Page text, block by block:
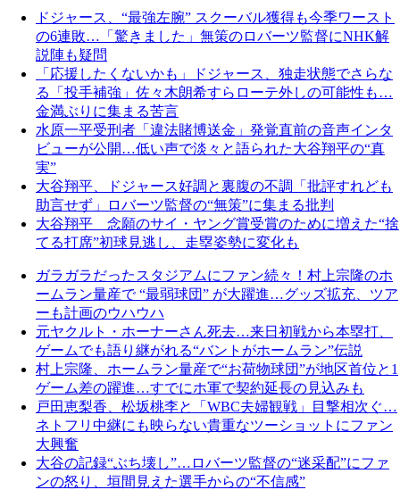
ドジャース、“最強左腕” スクーバル獲得も今季ワースト
の6連敗…「驚きました」無策のロバーツ監督にNHK解
説陣も疑問
「応援したくないかも」ドジャース、独走状態でさらな
る「投手補強」佐々木朗希すらローテ外しの可能性も…
金満ぶりに集まる苦言
水原一平受刑者「違法賭博送金」発覚直前の音声インタ
ビューが公開…低い声で淡々と語られた大谷翔平の“真
実”
大谷翔平、ドジャース好調と裏腹の不調「批評すれども
助言せず」ロバーツ監督の“無策”に集まる批判
大谷翔平 念願のサイ・ヤング賞受賞のために増えた“捨
てる打席”初球見逃し、走塁姿勢に変化も
ガラガラだったスタジアムにファン続々！村上宗隆のホ
ームラン量産で “最弱球団” が大躍進…グッズ拡充、ツア
ーも計画のウハウハ
元ヤクルト・ホーナーさん死去…来日初戦から本塁打、
ゲームでも語り継がれる“バントがホームラン”伝説
村上宗隆、ホームラン量産で“お荷物球団”が地区首位と1
ゲーム差の躍進…すでにホ軍で契約延長の見込みも
戸田恵梨香、松坂桃李と「WBC夫婦観戦」目撃相次ぐ…
ネトフリ中継にも映らない貴重なツーショットにファン
大興奮
大谷の記録“ぶち壊し”…ロバーツ監督の“迷采配”にファ
ンの怒り、垣間見えた選手からの“不信感”